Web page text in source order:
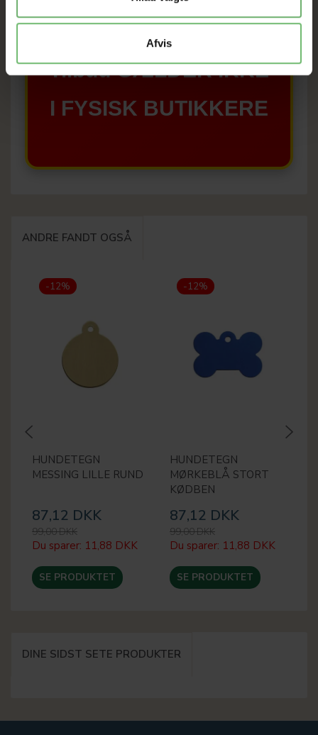
Afvis
SAT NED
Tilbud GÆLDER IKKE
I FYSISK BUTIKKERE
ANDRE FANDT OGSÅ
-12%
HUNDETEGN
MESSING LILLE RUND
87,12 DKK
99,00 DKK
Du sparer: 11,88 DKK
SE PRODUKTET
-12%
HUNDETEGN
MØRKEBLÅ STORT
KØDBEN
87,12 DKK
99,00 DKK
Du sparer: 11,88 DKK
SE PRODUKTET
DINE SIDST SETE PRODUKTER